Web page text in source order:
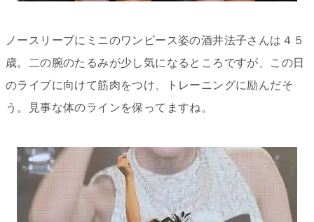
ノースリーブにミニのワンピース姿の酒井法子さんは４５
歳。二の腕のたるみが少し気になるところですが、この日
のライブに向けて筋肉をつけ、トレーニングに励んだそ
う。見事な体のラインを保ってますね。